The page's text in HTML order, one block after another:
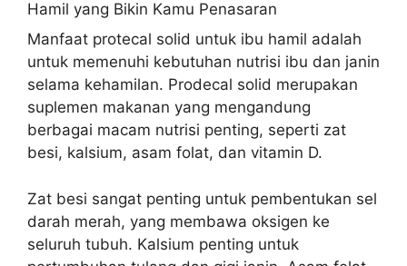
Manfaat protecal solid untuk ibu hamil adalah
untuk memenuhi kebutuhan nutrisi ibu dan janin
selama kehamilan. Prodecal solid merupakan
suplemen makanan yang mengandung
berbagai macam nutrisi penting, seperti zat
besi, kalsium, asam folat, dan vitamin D.
Zat besi sangat penting untuk pembentukan sel
darah merah, yang membawa oksigen ke
seluruh tubuh. Kalsium penting untuk